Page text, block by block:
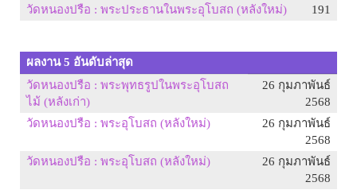
วัดหนองปรือ : พระประธานในพระอุโบสถ (หลังใหม่)
191
ผลงาน 5 อันดับล่าสุด
วัดหนองปรือ : พระพุทธรูปในพระอุโบสถ
ไม้ (หลังเก่า)
26 กุมภาพันธ์
2568
วัดหนองปรือ : พระอุโบสถ (หลังใหม่)
26 กุมภาพันธ์
2568
วัดหนองปรือ : พระอุโบสถ (หลังใหม่)
26 กุมภาพันธ์
2568